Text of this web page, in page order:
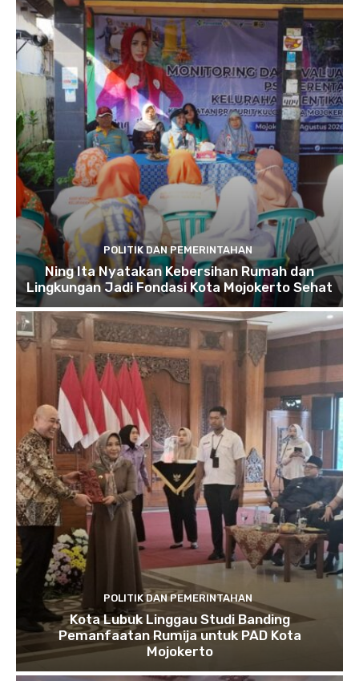
POLITIK DAN PEMERINTAHAN
Ning Ita Nyatakan Kebersihan Rumah dan
Lingkungan Jadi Fondasi Kota Mojokerto Sehat
POLITIK DAN PEMERINTAHAN
Kota Lubuk Linggau Studi Banding
Pemanfaatan Rumija untuk PAD Kota
Mojokerto